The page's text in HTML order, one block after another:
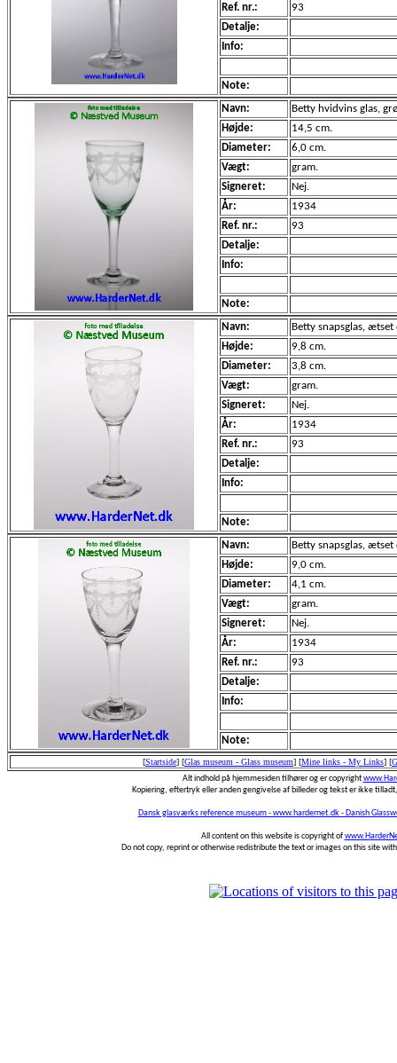
Ref. nr.:
93
Detalje:
Info:
Note:
Navn:
Betty hvidvins glas,
Højde:
14,5 cm.
Diameter:
6,0 cm.
Vægt:
gram.
Signeret:
Nej.
År:
1934
Ref. nr.:
93
Detalje:
Info:
Note:
Navn:
Betty snapsglas,
Højde:
9,8 cm.
Diameter:
3,8 cm.
Vægt:
gram.
Signeret:
Nej.
År:
1934
Ref. nr.:
93
Detalje:
Info:
Note:
Navn:
Betty snapsglas,
Højde:
9,0 cm.
Diameter:
4,1 cm.
Vægt:
gram.
Signeret:
Nej.
År:
1934
Ref. nr.:
93
Detalje:
Info:
Note:
[Startside] [Glas museum - Glass museum] [Mine links - My Links] [
Alt indhold på hjemmesiden tilhører og er copyright
Kopiering, eftertryk eller anden gengivelse af billeder og tekst er ikke
Dansk glasværks reference museum - www.hardernet.dk - Danish
All content on this website is copyright of
Do not copy, reprint or otherwise redistribute the text or images on this site